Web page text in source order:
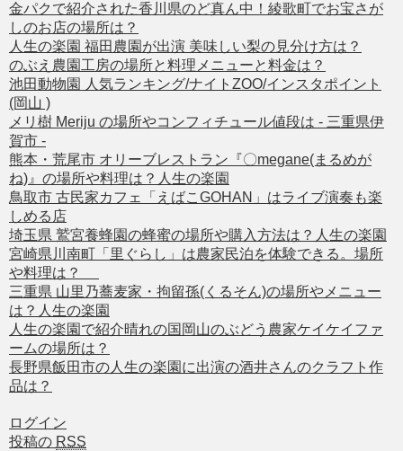
金パクで紹介された香川県のど真ん中！綾歌町でお宝さが
しのお店の場所は？
人生の楽園 福田農園が出演 美味しい梨の見分け方は？
のぶえ農園工房の場所と料理メニューと料金は？
池田動物園 人気ランキング/ナイトZOO/インスタポイント
(岡山 )
メリ樹 Meriju の場所やコンフィチュール値段は - 三重県伊
賀市 -
熊本・荒尾市 オリーブレストラン『〇megane(まるめが
ね)』の場所や料理は？人生の楽園
鳥取市 古民家カフェ「えばこGOHAN」はライブ演奏も楽
しめる店
埼玉県 鷲宮養蜂園の蜂蜜の場所や購入方法は？人生の楽園
宮崎県川南町「里ぐらし」は農家民泊を体験できる。場所
や料理は？
三重県 山里乃蕎麦家・拘留孫(くるそん)の場所やメニュー
は？人生の楽園
人生の楽園で紹介晴れの国岡山のぶどう農家ケイケイファ
ームの場所は？
長野県飯田市の人生の楽園に出演の酒井さんのクラフト作
品は？
ログイン
投稿の RSS